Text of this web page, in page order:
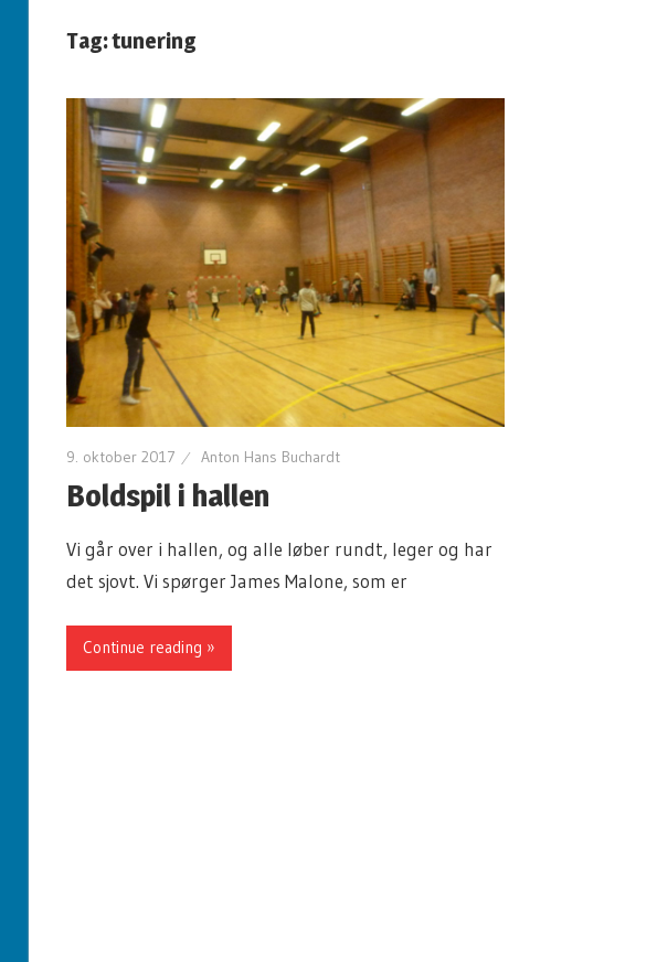
Tag: tunering
9. oktober 2017 Anton Hans Buchardt
Boldspil i hallen
Vi går over i hallen, og alle løber rundt, leger og har
det sjovt. Vi spørger James Malone, som er
Continue reading »